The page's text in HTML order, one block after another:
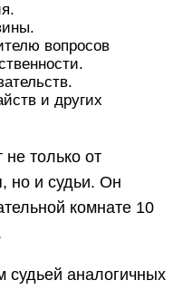
вопросов
и других
не только от
но и судьи. Он
комнате 10
аналогичных